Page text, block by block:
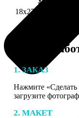
18х27 см 126 частей
Этапы
1. ЗАКАЗ
Нажмите «Сделать
загрузите
2. МАКЕТ